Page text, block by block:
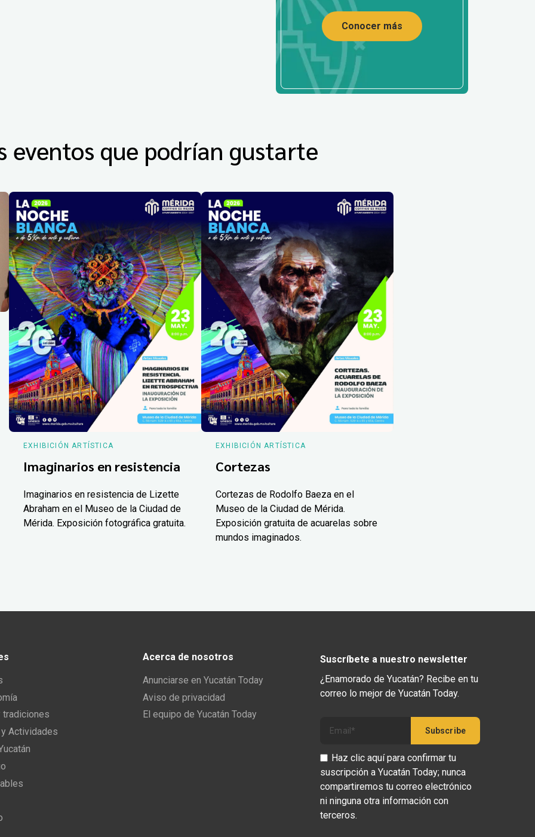
Conocer más
eventos que podrían gustarte
EXHIBICIÓN ARTÍSTICA
Imaginarios en resistencia
Imaginarios en resistencia de Lizette
Abraham en el Museo de la Ciudad de
Mérida. Exposición fotográfica gratuita.
EXHIBICIÓN ARTÍSTICA
Cortezas
Cortezas de Rodolfo Baeza en el
Museo de la Ciudad de Mérida.
Exposición gratuita de acuarelas sobre
mundos imaginados.
tradiciones
Actividades
Acerca de nosotros
Anunciarse en Yucatán Today
Aviso de privacidad
El equipo de Yucatán Today
Suscríbete a nuestro newsletter
¿Enamorado de Yucatán? Recibe en tu
correo lo mejor de Yucatán Today.
Haz clic aquí para confirmar tu
suscripción a Yucatán Today; nunca
compartiremos tu correo electrónico
ni ninguna otra información con
terceros.